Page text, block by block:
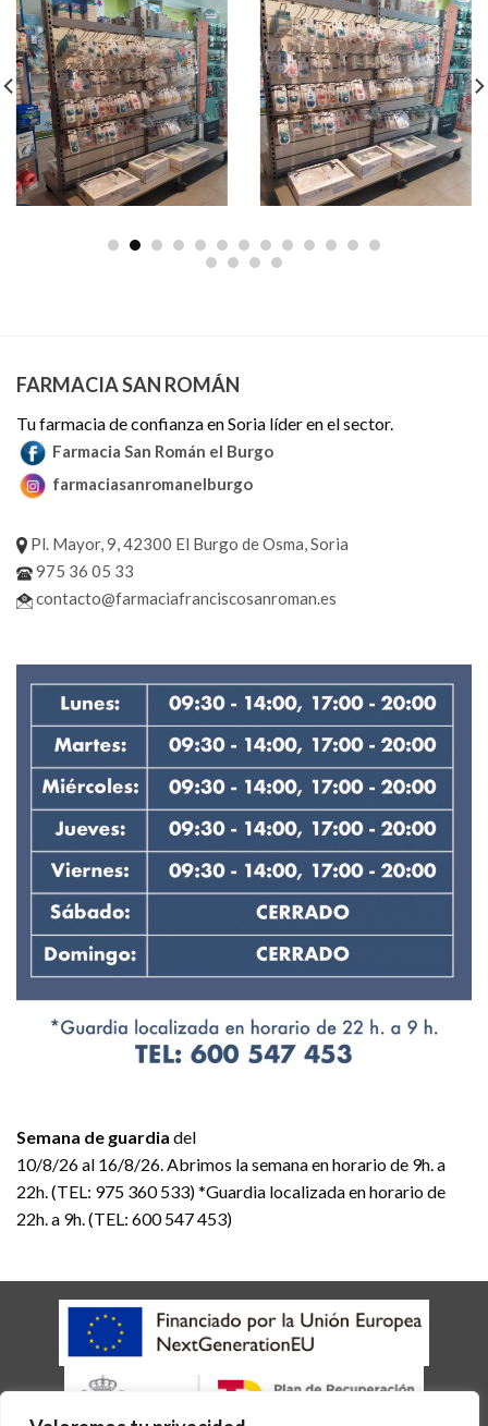
FARMACIA SAN ROMÁN
Tu farmacia de confianza en Soria líder en el sector.
Farmacia San Román el Burgo
farmaciasanromanelburgo
Pl. Mayor, 9, 42300 El Burgo de Osma, Soria
975 36 05 33
contacto@farmaciafranciscosanroman.es
Semana de guardia del
10/8/26 al 16/8/26. Abrimos la semana en horario de 9h. a
22h. (TEL: 975 360 533) *Guardia localizada en horario de
22h. a 9h. (TEL: 600 547 453)